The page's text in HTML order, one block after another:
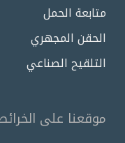
متابعة الحمل
الحقن المجهري
التلقيح الصناعي
موقعنا على